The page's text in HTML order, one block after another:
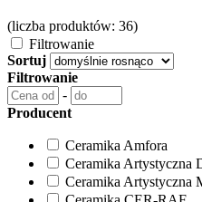
(liczba produktów: 36)
Filtrowanie
Sortuj
Filtrowanie
-
Producent
Ceramika Amfora
Ceramika Artystyczna
Ceramika Artystyczna